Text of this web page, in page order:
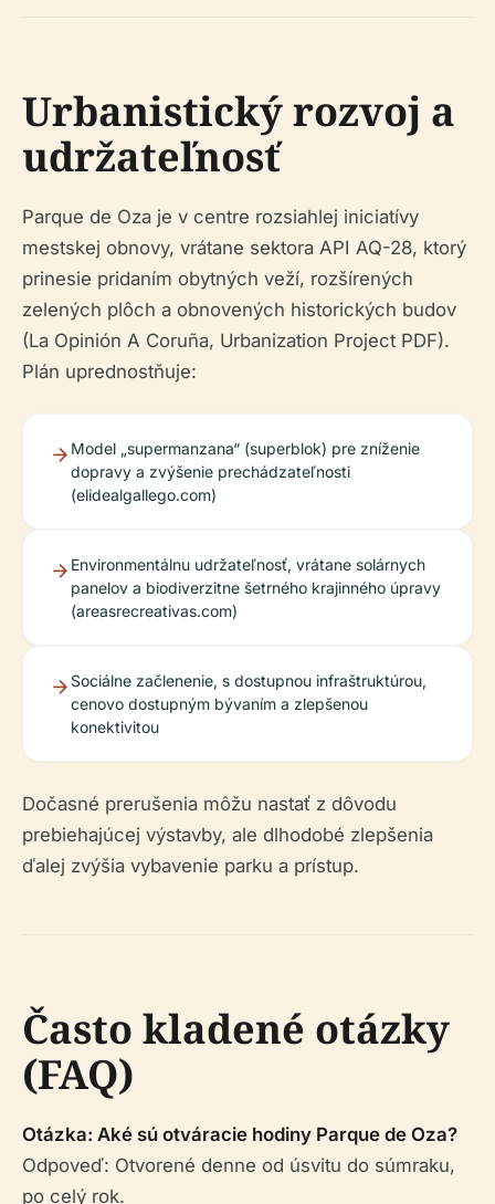
Urbanistický rozvoj a
udržateľnosť
Parque de Oza je v centre rozsiahlej iniciatívy
mestskej obnovy, vrátane sektora API AQ-28, ktorý
prinesie pridaním obytných veží, rozšírených
zelených plôch a obnovených historických budov
(La Opinión A Coruña, Urbanization Project PDF).
Plán uprednostňuje:
Model „supermanzana“ (superblok) pre zníženie
dopravy a zvýšenie prechádzateľnosti
(elidealgallego.com)
Environmentálnu udržateľnosť, vrátane solárnych
panelov a biodiverzitne šetrného krajinného úpravy
(areasrecreativas.com)
Sociálne začlenenie, s dostupnou infraštruktúrou,
cenovo dostupným bývaním a zlepšenou
konektivitou
Dočasné prerušenia môžu nastať z dôvodu
prebiehajúcej výstavby, ale dlhodobé zlepšenia
ďalej zvýšia vybavenie parku a prístup.
Často kladené otázky
(FAQ)
Otázka: Aké sú otváracie hodiny Parque de Oza?
Odpoveď: Otvorené denne od úsvitu do súmraku,
po celý rok.